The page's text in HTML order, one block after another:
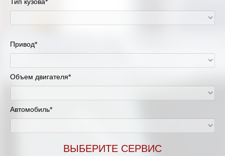
Привод*
Объем двигателя*
Автомобиль*
ВЫБЕРИТЕ СЕРВИС